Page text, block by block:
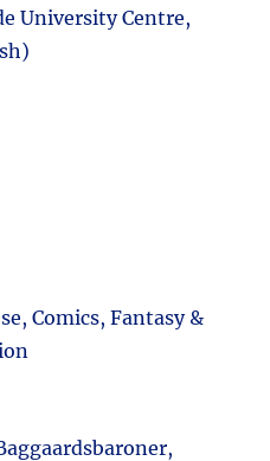
University Centre,
Comics, Fantasy &